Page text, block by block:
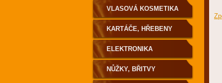
VLASOVÁ KOSMETIKA
KARTÁČE, HŘEBENY
ELEKTRONIKA
NŮŽKY, BŘITVY